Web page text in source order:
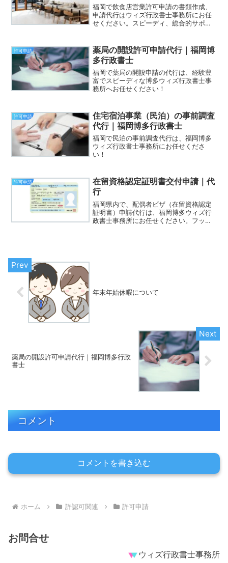
福岡で飲食店営業許可申請の書類作成、
申請代行はウィズ行政書士事務所にお任
せください。スピーディ、総合的サポー
許可申請
薬局の開設許可申請代行｜福岡博
多行政書士
福岡で薬局の開設申請の代行は、経験豊
富でスピーディな博多ウィズ行政書士事
務所へお任せください！
許可申請
住宅宿泊事業（民泊）の事前調査
代行｜福岡博多行政書士
福岡で民泊の事前調査代行は、福岡博多
ウィズ行政書士事務所にお任せくださ
い！
許可申請
在留資格認定証明書交付申請｜代
行
福岡県内で、配偶者ビザ（在留資格認定
証明書）申請代行は、福岡博多ウィズ行
政書士事務所にお任せください。フット
年末年始休暇について
薬局の開設許可申請代行｜福岡博多行政
書士
コメント
コメントを書き込む
ホーム 許認可関連 許可申請
お問合せ
ウィズ行政書士事務所